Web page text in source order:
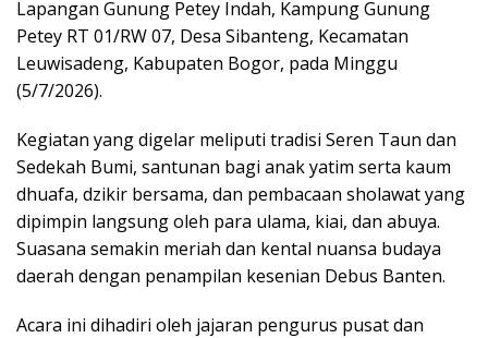
Lapangan Gunung Petey Indah, Kampung Gunung
Petey RT 01/RW 07, Desa Sibanteng, Kecamatan
Leuwisadeng, Kabupaten Bogor, pada Minggu
(5/7/2026).
Kegiatan yang digelar meliputi tradisi Seren Taun dan
Sedekah Bumi, santunan bagi anak yatim serta kaum
dhuafa, dzikir bersama, dan pembacaan sholawat yang
dipimpin langsung oleh para ulama, kiai, dan abuya.
Suasana semakin meriah dan kental nuansa budaya
daerah dengan penampilan kesenian Debus Banten.
Acara ini dihadiri oleh jajaran pengurus pusat dan